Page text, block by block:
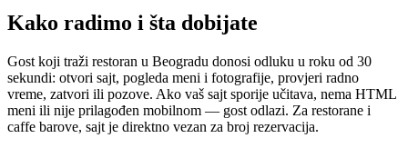
Kako radimo i šta dobijate
Gost koji traži restoran u Beogradu donosi odluku u roku od 30
sekundi: otvori sajt, pogleda meni i fotografije, provjeri radno
vreme, zatvori ili pozove. Ako vaš sajt sporije učitava, nema HTML
meni ili nije prilagođen mobilnom — gost odlazi. Za restorane i
caffe barove, sajt je direktno vezan za broj rezervacija.